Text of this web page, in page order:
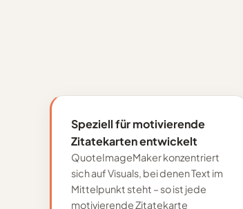
Speziell für motivierende
Zitatekarten entwickelt
QuoteImageMaker konzentriert
sich auf Visuals, bei denen Text im
Mittelpunkt steht – so ist jede
motivierende Zitatekarte